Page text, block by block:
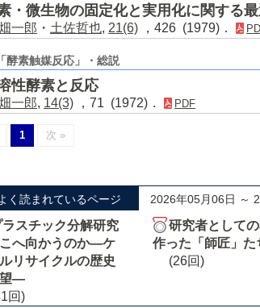
・微生物の固定化と実用化に関する
一郎 ・ 土佐哲也, 21(6) ，426 (1979)．
酵素触媒反応」・総説
性酵素と反応
一郎, 14(3) ，71 (1972)． PDF
1 次 »
く読まれているページ 2026年05月06日 ～
ラスチック分解研究
へ向かうのか―ケ
リサイクルの歴史
望―
回)
研究者として
作った「師匠」た
(26回)